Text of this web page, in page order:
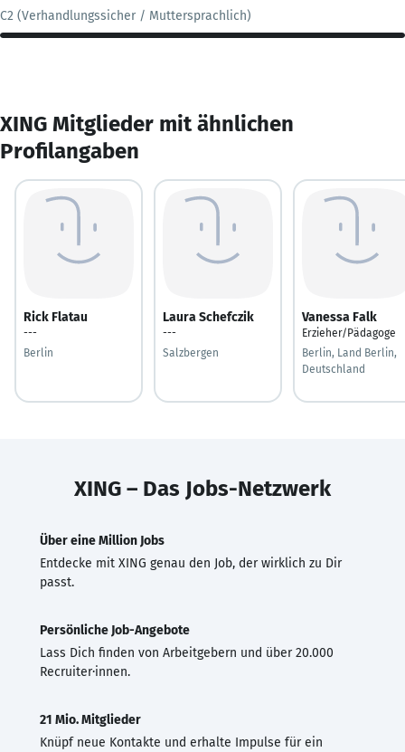
C2 (Verhandlungssicher / Muttersprachlich)
XING Mitglieder mit ähnlichen
Profilangaben
Rick Flatau
---
Berlin
Laura Schefczik
---
Salzbergen
Vanessa Falk
Erzieher/Pädagoge
Berlin, Land Berlin,
Deutschland
XING – Das Jobs-Netzwerk
Über eine Million Jobs
Entdecke mit XING genau den Job, der wirklich zu Dir
passt.
Persönliche Job-Angebote
Lass Dich finden von Arbeitgebern und über 20.000
Recruiter·innen.
21 Mio. Mitglieder
Knüpf neue Kontakte und erhalte Impulse für ein